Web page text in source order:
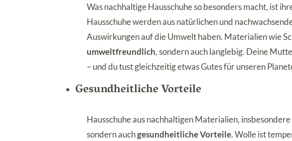
Was nachhaltige Hausschuhe so besonders macht, ist
Hausschuhe werden aus natürlichen und
Auswirkungen auf die Umwelt haben. Materialien wie
umweltfreundlich, sondern auch langlebig. Deine
– und du tust gleichzeitig etwas Gutes für unseren
Gesundheitliche Vorteile
Hausschuhe aus nachhaltigen Materialien,
sondern auchgesundheitliche Vorteile. Wolle ist